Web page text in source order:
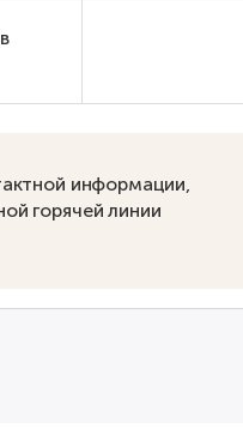
информации,
горячей линии